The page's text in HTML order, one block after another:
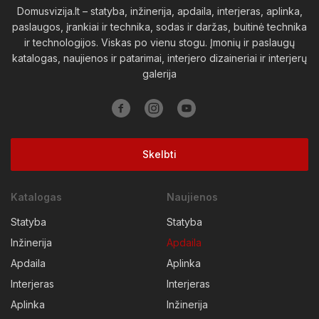
Viešosios erdvės
Domusvizija.lt – statyba, inžinerija, apdaila, interjeras, aplinka,
paslaugos, įrankiai ir technika, sodas ir daržas, buitinė technika
ir technologijos. Viskas po vienu stogu. Įmonių ir paslaugų
katalogas, naujienos ir patarimai, interjero dizaineriai ir interjerų
galerija
Skelbti
Katalogas
Statyba
Inžinerija
Apdaila
Interjeras
Aplinka
Naujienos
Statyba
Apdaila
Aplinka
Interjeras
Inžinerija